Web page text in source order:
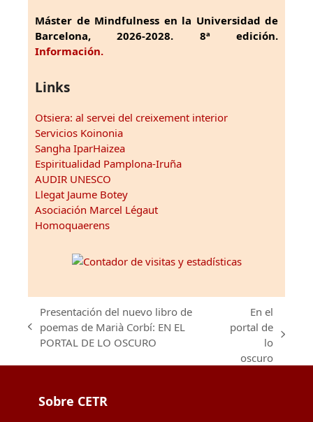
Máster de Mindfulness en la Universidad de
Barcelona, 2026-2028. 8ª edición.
Información.
Links
Otsiera: al servei del creixement interior
Servicios Koinonia
Sangha IparHaizea
Espiritualidad Pamplona-Iruña
AUDIR UNESCO
Llegat Jaume Botey
Asociación Marcel Légaut
Homoquaerens
previous
post:
Presentación del nuevo libro de
poemas de Marià Corbí: EN EL
PORTAL DE LO OSCURO
post:
En el
portal de
lo
oscuro
Sobre CETR